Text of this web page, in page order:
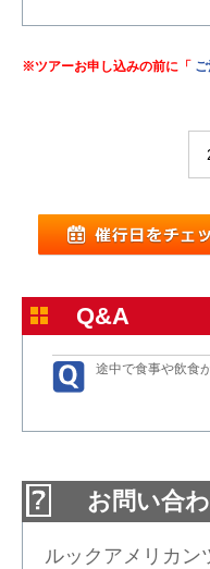
※ツアーお申し込みの前に「
Q&A
途中で食事や飲食
お問い合
ルックアメリカン